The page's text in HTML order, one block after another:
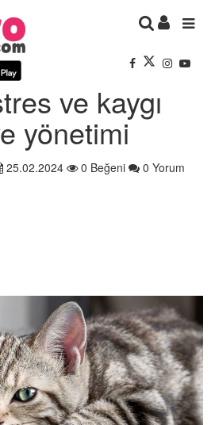
ve kaygı
yönetimi
25.02.2024 0 Beğeni 0 Yorum